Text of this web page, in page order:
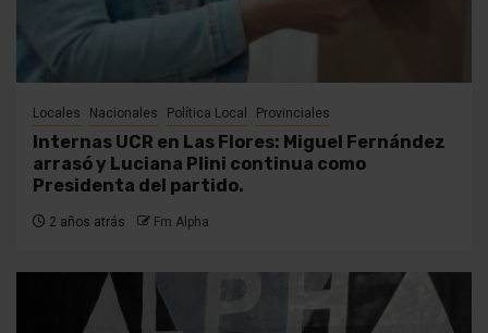
Locales Nacionales Política Local Provinciales
Internas UCR en Las Flores: Miguel Fernández
arrasó y Luciana Plini continua como
Presidenta del partido.
2 años atrás Fm Alpha